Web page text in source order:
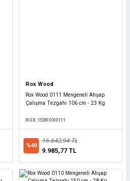
Rox Wood
Rox Wood 0111 Mengeneli Ahşap
Çalışma Tezgahı 106 cm - 23 Kg
ROX.153ROX0111
%40
16.642,94 TL
9.985,77 TL